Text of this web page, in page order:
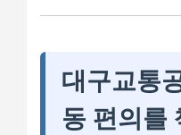
대구교통
동 편의를